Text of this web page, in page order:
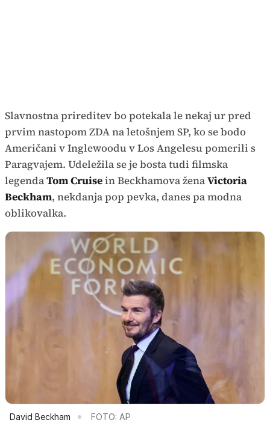
Slavnostna prireditev bo potekala le nekaj ur pred
prvim nastopom ZDA na letošnjem SP, ko se bodo
Američani v Inglewoodu v Los Angelesu pomerili s
Paragvajem. Udeležila se je bosta tudi filmska
legendaTom Cruisein Beckhamova ženaVictoria
Beckham, nekdanja pop pevka, danes pa modna
oblikovalka.
David Beckham FOTO: AP